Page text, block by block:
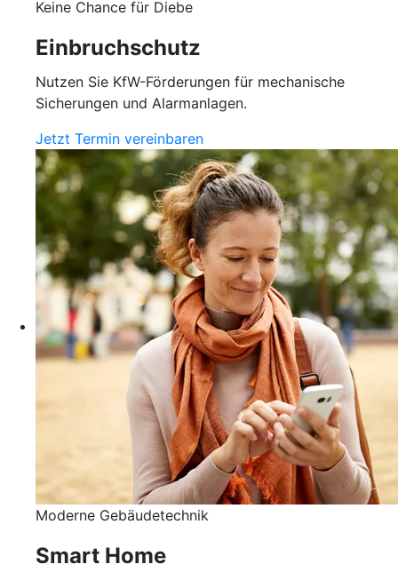
Keine Chance für Diebe
Einbruchschutz
Nutzen Sie KfW-Förderungen für mechanische
Sicherungen und Alarmanlagen.
Jetzt Termin vereinbaren
Moderne Gebäudetechnik
Smart Home